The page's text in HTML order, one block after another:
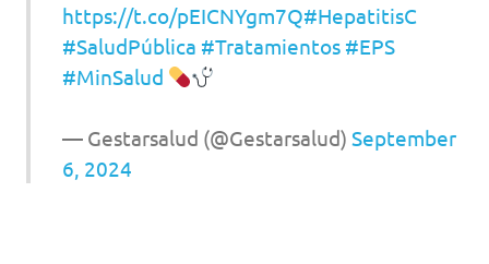
https://t.co/pEICNYgm7Q#HepatitisC
#SaludPública #Tratamientos #EPS
#MinSalud
— Gestarsalud (@Gestarsalud) September
6, 2024